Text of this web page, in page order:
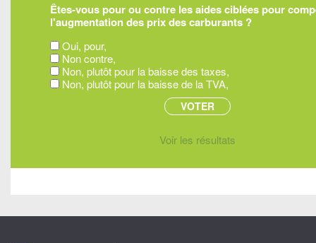
Êtes-vous pour ou contre les aides ciblées pour
l'augmentation des prix des carburants ?
Oui, pour,
Non contre,
Non, plutôt pour la baisse des taxes,
Non, plutôt pour la baisse de la TVA,
Voir les résultats